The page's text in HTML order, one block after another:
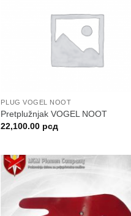
PLUG VOGEL NOOT
Pretplužnjak VOGEL NOOT
22,100.00 рсд